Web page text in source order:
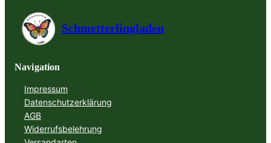
Schmetterlingladen
Navigation
Impressum
Datenschutzerklärung
AGB
Widerrufsbelehrung